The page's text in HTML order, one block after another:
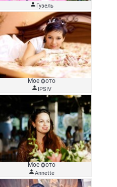
 Гузель
Мое фото
 IPSIV
Мое фото
Аnnette